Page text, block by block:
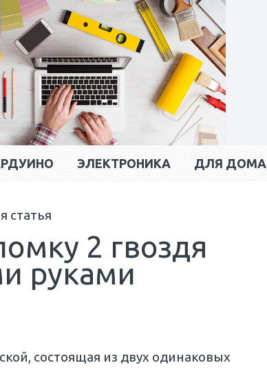
ЭЛЕКТРОНИКА ДЛЯ ДОМА
статья
2 гвоздя
руками
состоящая из двух одинаковых